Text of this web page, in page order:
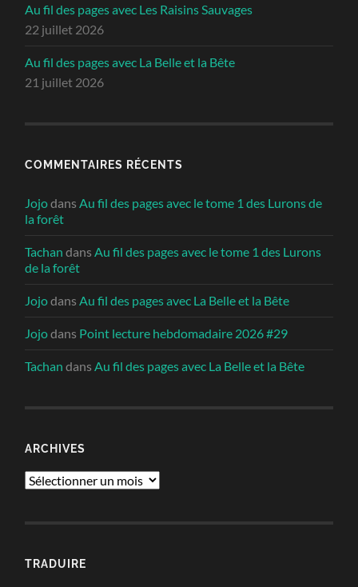
Au fil des pages avec Les Raisins Sauvages
22 juillet 2026
Au fil des pages avec La Belle et la Bête
21 juillet 2026
COMMENTAIRES RÉCENTS
JojodansAu fil des pages avec le tome 1 des Lurons de
la forêt
Tachan dansAu fil des pages avec le tome 1 des Lurons
de la forêt
JojodansAu fil des pages avec La Belle et la Bête
Jojodans Point lecture hebdomadaire 2026 #29
Tachan dansAu fil des pages avec La Belle et la Bête
ARCHIVES
Archives
TRADUIRE